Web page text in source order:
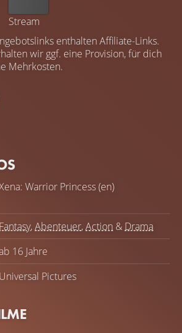
Stream
enthalten Affiliate-Links.
wir ggf. eine Provision, für dich
Mehrkosten.
Warrior Princess (en)
Fantasy,Abenteuer,Action & Drama
16 Jahre
Universal Pictures